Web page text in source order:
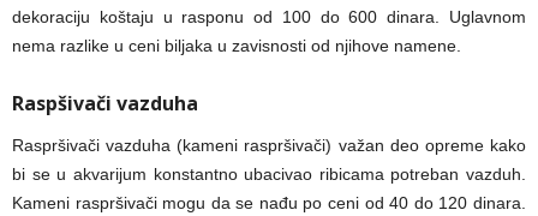
dekoraciju koštaju u rasponu od 100 do 600 dinara. Uglavnom
nema razlike u ceni biljaka u zavisnosti od njihove namene.
Raspšivači vazduha
Raspršivači vazduha (kameni raspršivači) važan deo opreme kako
bi se u akvarijum konstantno ubacivao ribicama potreban vazduh.
Kameni raspršivači mogu da se nađu po ceni od 40 do 120 dinara.